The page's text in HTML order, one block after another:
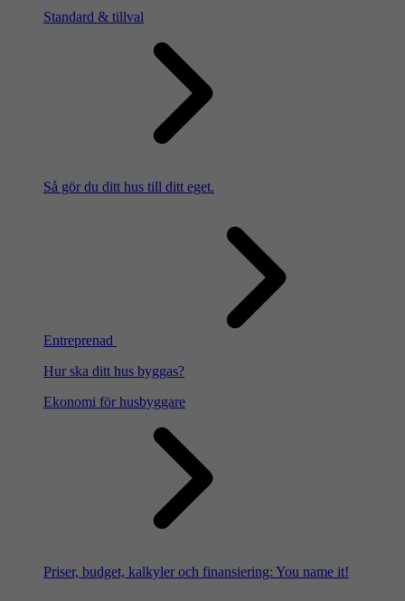
Standard & tillval
Så gör du ditt hus till ditt eget.
Entreprenad
Hur ska ditt hus byggas?
Ekonomi för husbyggare
Priser, budget, kalkyler och finansiering: You name it!